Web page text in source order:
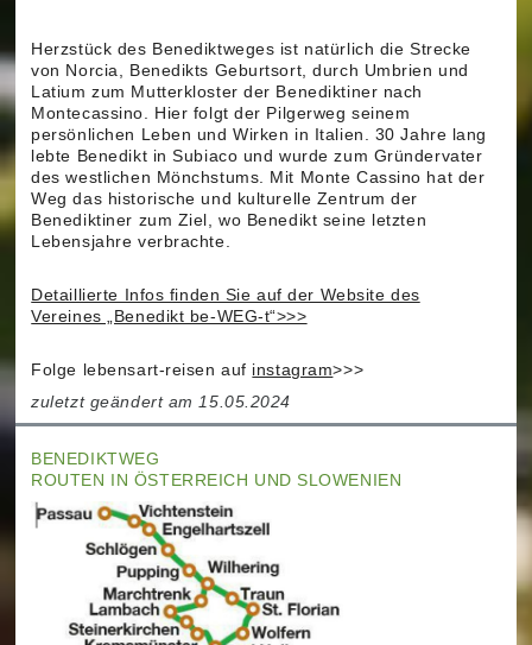
Herzstück des Benediktweges ist natürlich die Strecke
von Norcia, Benedikts Geburtsort, durch Umbrien und
Latium zum Mutterkloster der Benediktiner nach
Montecassino. Hier folgt der Pilgerweg seinem
persönlichen Leben und Wirken in Italien. 30 Jahre lang
lebte Benedikt in Subiaco und wurde zum Gründervater
des westlichen Mönchstums. Mit Monte Cassino hat der
Weg das historische und kulturelle Zentrum der
Benediktiner zum Ziel, wo Benedikt seine letzten
Lebensjahre verbrachte.
Detaillierte Infos finden Sie auf der Website des
Vereines „Benedikt be-WEG-t“>>>
Folge lebensart-reisen auf instagram>>>
zuletzt geändert am 15.05.2024
BENEDIKTWEG
ROUTEN IN ÖSTERREICH UND SLOWENIEN